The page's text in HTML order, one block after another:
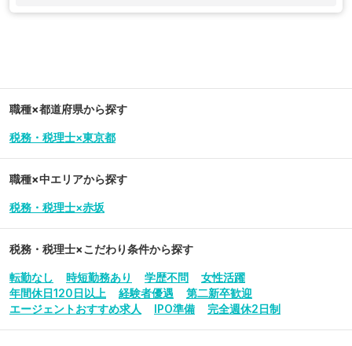
職種×都道府県から探す
税務・税理士×東京都
職種×中エリアから探す
税務・税理士×赤坂
税務・税理士×こだわり条件から探す
転勤なし 時短勤務あり 学歴不問
女性活躍
年間休日120日以上
経験者優遇
第二新卒歓迎
エージェントおすすめ求人
IPO準備 完全週休2日制